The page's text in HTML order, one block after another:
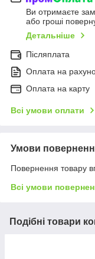
Ви отримаєте
або гроші
Детальніше
Післяплата
Оплата на
Оплата на карту
Всі умови оплати
Умови
Повернення товару
Всі умови
Подібні товари